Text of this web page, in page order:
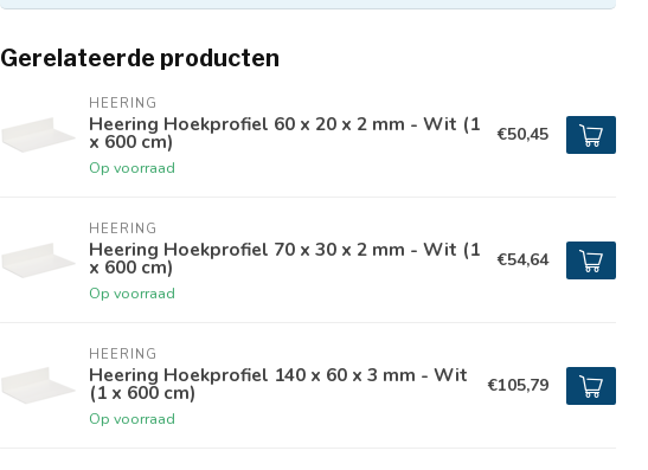
Gerelateerde producten
HEERING
Heering Hoekprofiel 60 x 20 x 2 mm - Wit (1
x 600 cm)
Op voorraad
€50,45
HEERING
Heering Hoekprofiel 70 x 30 x 2 mm - Wit (1
x 600 cm)
Op voorraad
€54,64
HEERING
Heering Hoekprofiel 140 x 60 x 3 mm - Wit
(1 x 600 cm)
Op voorraad
€105,79